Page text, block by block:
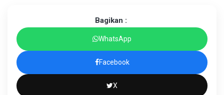
Bagikan :
WhatsApp
Facebook
X